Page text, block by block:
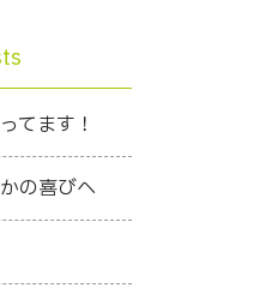
てます！
の喜びへ